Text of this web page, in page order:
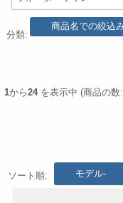
分類:
1から24を表示中 (商品の数:
ソート順: モデル-